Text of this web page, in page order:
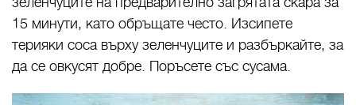
15 минути, като обръщате често. Изсипете
терияки соса върху зеленчуците и разбъркайте, за
да се овкусят добре. Поръсете със сусама.